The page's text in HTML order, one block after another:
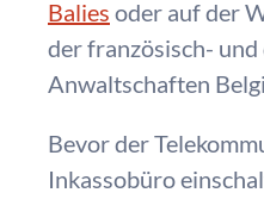
Balies oder auf der
der französisch-
Anwaltschaften
Bevor der
Inkassobüro